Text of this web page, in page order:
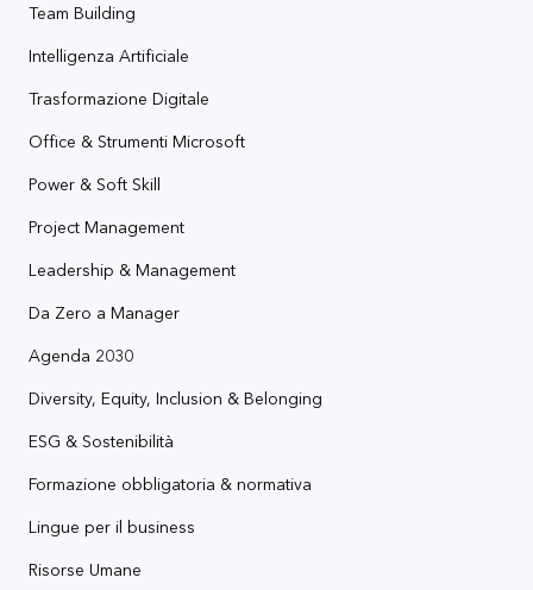
Team Building
Intelligenza Artificiale
Trasformazione Digitale
Office & Strumenti Microsoft
Power & Soft Skill
Project Management
Leadership & Management
Da Zero a Manager
Agenda 2030
Diversity, Equity, Inclusion & Belonging
ESG & Sostenibilità
Formazione obbligatoria & normativa
Lingue per il business
Risorse Umane